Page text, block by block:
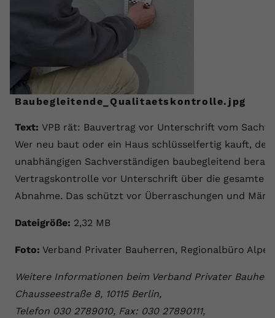
Baubegleitende_Qualitaetskontrolle.jpg
Text: VPB rät: Bauvertrag vor Unterschrift vom
Wer neu baut oder ein Haus schlüsselfertig kauft,
unabhängigen Sachverständigen baubegleitend
Vertragskontrolle vor Unterschrift über die gesamte
Abnahme. Das schützt vor Überraschungen und
Dateigröße: 2,32 MB
Foto: Verband Privater Bauherren, Regionalbüro
Weitere Informationen beim Verband Privater
Chausseestraße 8, 10115 Berlin,
Telefon 030 2789010, Fax: 030 27890111,